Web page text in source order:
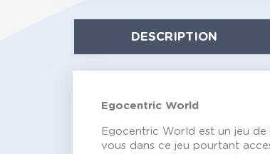
DESCRIPTION
Egocentric World
Egocentric World est un jeu
vous dans ce jeu pourtant